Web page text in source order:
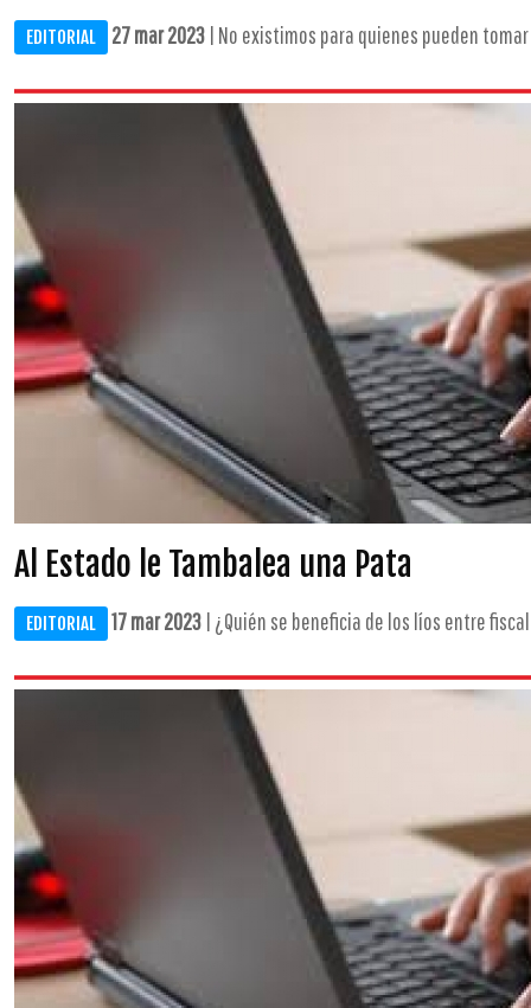
EDITORIAL 27 mar 2023 | No existimos para quienes pueden
Al Estado le Tambalea una Pata
EDITORIAL 17 mar 2023 | ¿Quién se beneficia de los líos entre